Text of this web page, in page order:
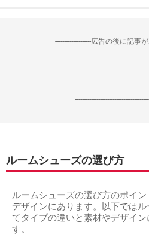
--------------------広告の後に記事
ルームシューズの選び方
ルームシューズの選び方のポイ
デザインにあります。以下では
てタイプの違いと素材やデザイ
す。